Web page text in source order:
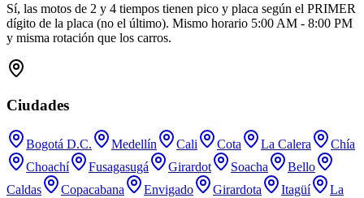
Sí, las motos de 2 y 4 tiempos tienen pico y placa según el PRIMER
dígito de la placa (no el último). Mismo horario 5:00 AM - 8:00 PM
y misma rotación que los carros.
Ciudades
Bogotá D.C. Medellín Cali Cota La Calera
Chía
Choachí
Fusagasugá Girardot Soacha
Bello
Caldas
Copacabana Envigado Girardota Itagüí
La